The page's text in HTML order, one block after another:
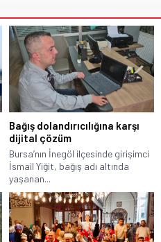
Bağış dolandırıcılığına karşı
dijital çözüm
Bursa’nın İnegöl ilçesinde girişimci
İsmail Yiğit, bağış adı altında
yaşanan...